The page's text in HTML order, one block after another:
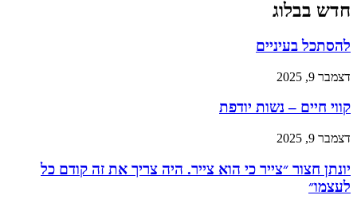
חדש בבלוג
להסתכל בעיניים
דצמבר 9, 2025
קווי חיים – נשות יודפת
דצמבר 9, 2025
יונתן חצור ״צייר כי הוא צייר. היה צריך את זה קודם כל
לעצמו״